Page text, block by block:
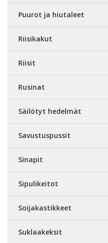
Puurot ja hiutaleet
Riisikakut
Riisit
Rusinat
Säilötyt hedelmät
Savustuspussit
Sinapit
Sipulikeitot
Soijakastikkeet
Suklaakeksit